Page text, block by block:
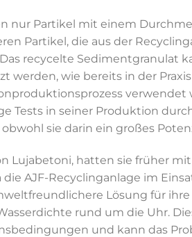
nur Partikel mit einem
Partikel, die aus der
recycelte Sedimentgranulat
werden, wie bereits in der
verwendet
Tests in seiner Produktion
sie darin ein großes
Lujabetoni, hatten sie früher
AJF-Recyclinganlage im
Lösung für ihre
rund um die Uhr.
und kann das